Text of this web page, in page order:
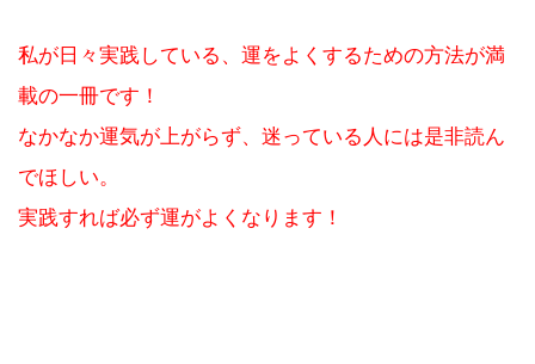
私が日々実践している、運をよくするための方法が満
載の一冊です！
なかなか運気が上がらず、迷っている人には是非読ん
でほしい。
実践すれば必ず運がよくなります！